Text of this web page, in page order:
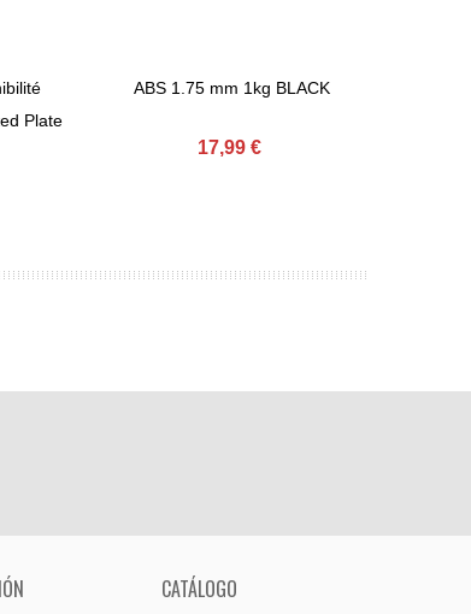
Plate
Ajouter Au Panier
ABS 1.75 mm 1kg BLACK
17,99 €
CATÁLOGO